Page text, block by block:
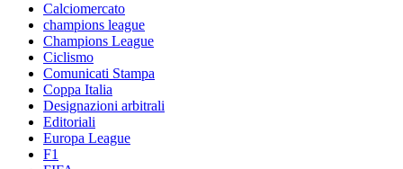
Calciomercato
champions league
Champions League
Ciclismo
Comunicati Stampa
Coppa Italia
Designazioni arbitrali
Editoriali
Europa League
F1